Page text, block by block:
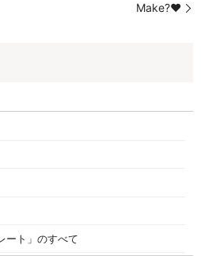
Make?❤︎
ート」のすべて